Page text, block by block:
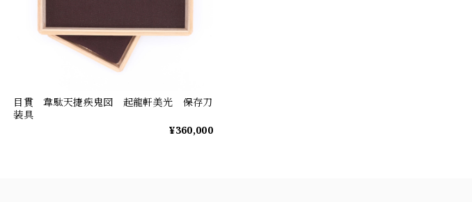
目貫 韋駄天捷疾鬼図 起龍軒美光 保存刀
装具
¥360,000